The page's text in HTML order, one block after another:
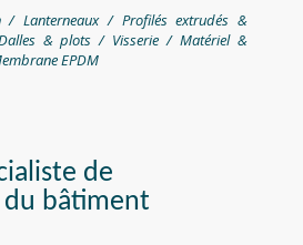
/ Lanterneaux / Profilés extrudés &
& plots / Visserie /Matériel &
EPDM
de
du bâtiment